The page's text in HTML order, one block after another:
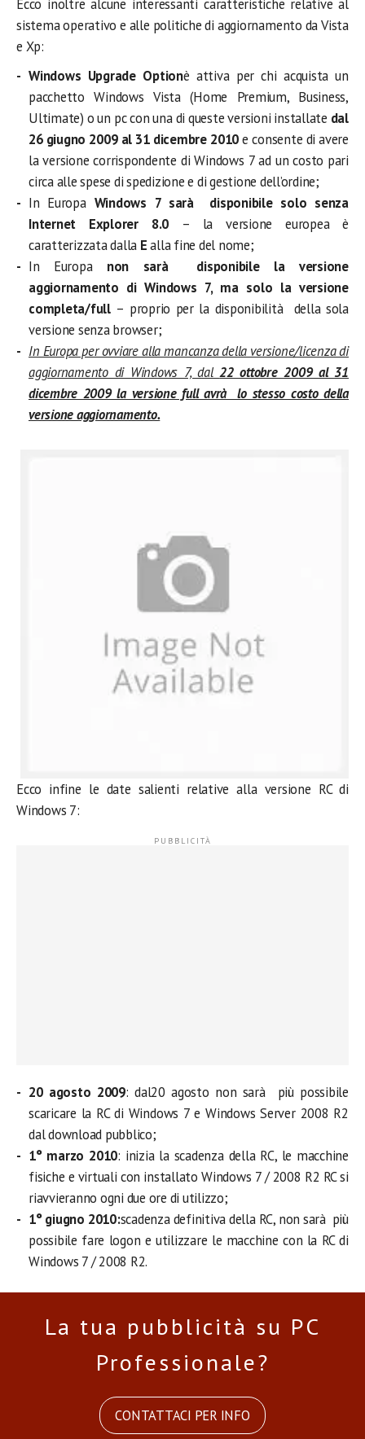
Ecco inoltre alcune interessanti caratteristiche relative al
sistema operativo e alle politiche di aggiornamento da Vista
e Xp:
Windows Upgrade Optionè attiva per chi acquista un
pacchetto Windows Vista (Home Premium, Business,
Ultimate) o un pc con una di queste versioni installate dal
26 giugno 2009 al 31 dicembre 2010e consente di avere
la versione corrispondente di Windows 7 ad un costo pari
circa alle spese di spedizione e di gestione dell’ordine;
In Europa Windows 7 sarà disponibile solo senza
Internet Explorer 8.0 – la versione europea è
caratterizzata dalla Ealla fine del nome;
In Europa non sarà disponibile la versione
aggiornamento di Windows 7, ma solo la versione
completa/full – proprio per la disponibilità della sola
versione senza browser;
In Europa per ovviare alla mancanza della versione/licenza di
aggiornamento di Windows 7, dal22 ottobre 2009 al 31
dicembre 2009 la versione full avrà lo stesso costo della
versione aggiornamento.
Ecco infine le date salienti relative alla versione RC di
Windows 7:
20 agosto 2009: dal20 agosto non sarà più possibile
scaricare la RC di Windows 7 e Windows Server 2008 R2
dal download pubblico;
1° marzo 2010: inizia la scadenza della RC, le macchine
fisiche e virtuali con installato Windows 7 / 2008 R2 RC si
riavvieranno ogni due ore di utilizzo;
1° giugno 2010:scadenza definitiva della RC, non sarà più
possibile fare logon e utilizzare le macchine con la RC di
Windows 7 / 2008 R2.
La tua pubblicità su PC
Professionale?
CONTATTACI PER INFO